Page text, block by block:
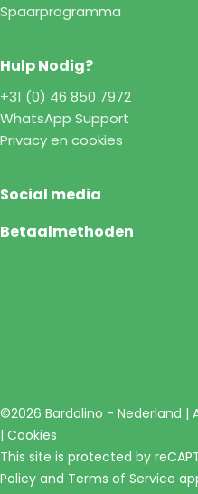
Spaarprogramma
Hulp Nodig?
+31 (0) 46 850 7972
WhatsApp Support
Privacy en cookies
Social media
Betaalmethoden
©2026 Bardolino - Nederland |
| Cookies
This site is protected by
Policy and Terms of Service